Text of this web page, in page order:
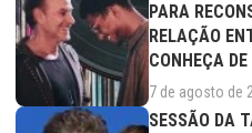
PARA
RELAÇÃO
CONHEÇA
FILME
7 de agosto de
SESSÃO DA